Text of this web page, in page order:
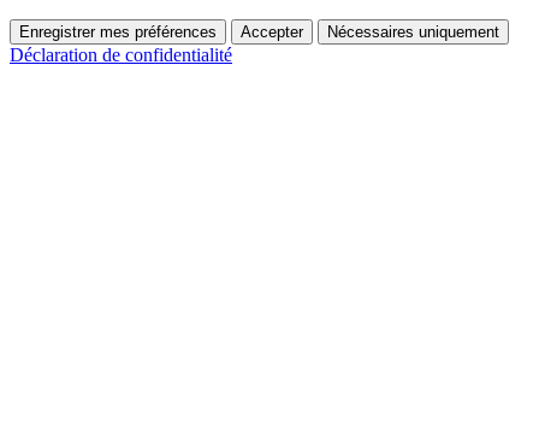
Enregistrer mes préférences Accepter Nécessaires uniquement
Déclaration de confidentialité